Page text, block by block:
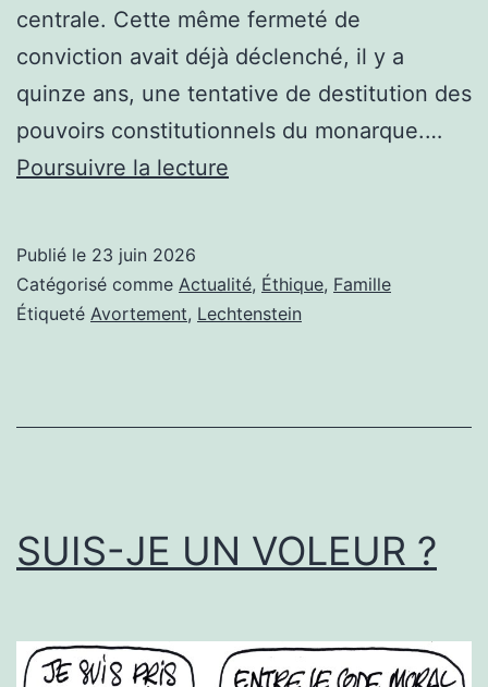
centrale. Cette même fermeté de
conviction avait déjà déclenché, il y a
quinze ans, une tentative de destitution des
pouvoirs constitutionnels du monarque.…
Poursuivre la lecture
le
dernier
et
Publié le 23 juin 2026
Catégorisé comme Actualité, Éthique, Famille
Étiqueté Avortement, Lechtenstein
SUIS-JE UN VOLEUR ?